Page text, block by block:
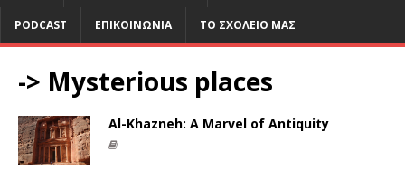
PODCAST ΕΠΙΚΟΙΝΩΝΙΑ ΤΟ ΣΧΟΛΕΙΟ ΜΑΣ
-> Mysterious places
Al-Khazneh: A Marvel of Antiquity